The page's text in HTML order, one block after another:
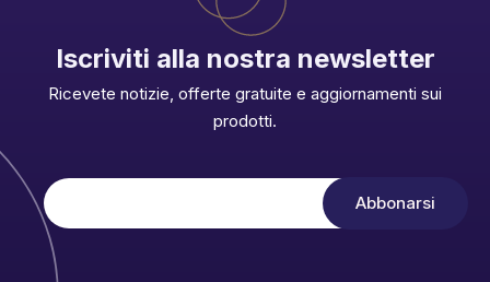
Iscriviti alla nostra newsletter
Ricevete notizie, offerte gratuite e aggiornamenti sui
prodotti.